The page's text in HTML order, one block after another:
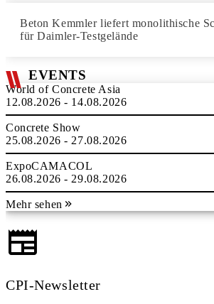
Beton Kemmler liefert monolithische
für Daimler-Testgelände
EVENTS
World of Concrete Asia
12.08.2026 - 14.08.2026
Concrete Show
25.08.2026 - 27.08.2026
ExpoCAMACOL
26.08.2026 - 29.08.2026
Mehr sehen
CPI-Newsletter